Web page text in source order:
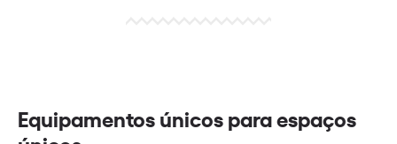
Equipamentos únicos para espaços